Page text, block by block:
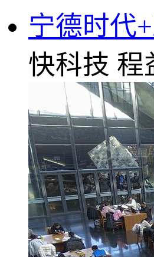
宁德时代
快科技 程